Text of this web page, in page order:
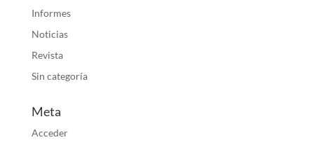
Informes
Noticias
Revista
Sin categoría
Meta
Acceder